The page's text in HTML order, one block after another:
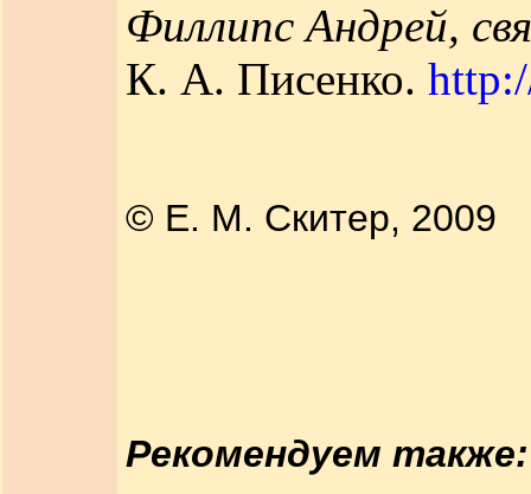
Филлипс Андрей,
К. А. Писенко.
© Е. М. Скитер, 2009
Рекомендуем также: